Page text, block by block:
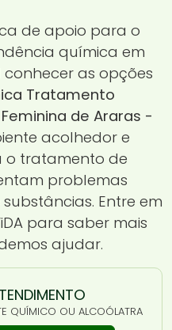
de apoio para o
química em
as opções
Tratamento
de Araras -
acolhedor e
o tratamento de
problemas
Entre em
para saber mais
ajudar.
QUÍMICO OU ALCOÓLATRA